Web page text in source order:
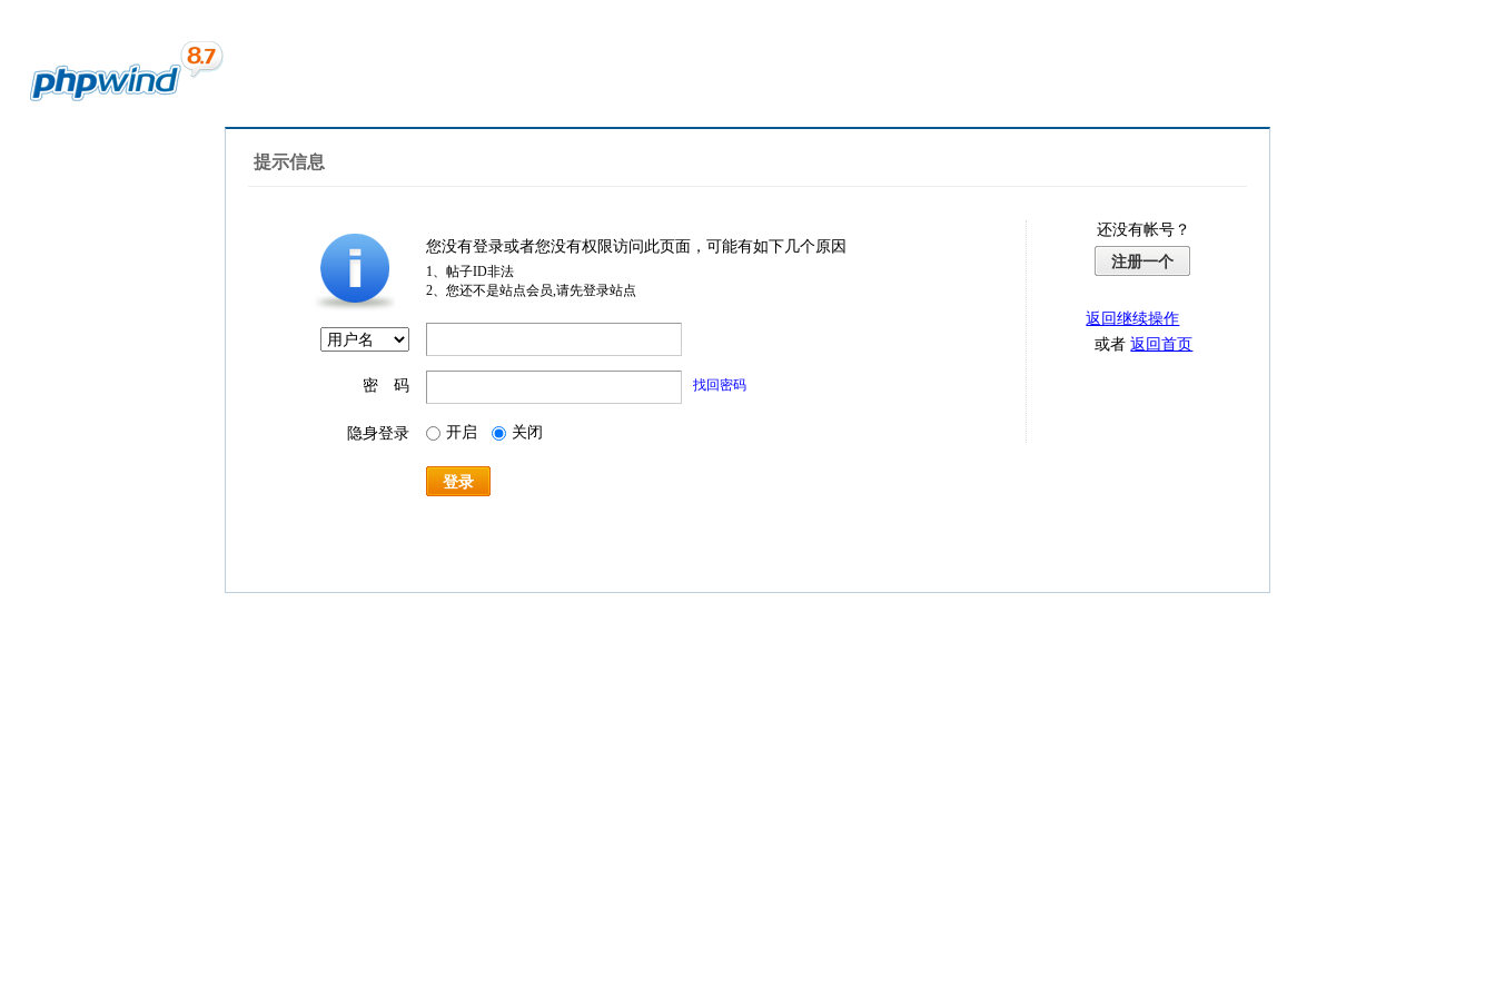
提示信息
您没有登录或者您没有权限访问此页面，可能有如下几个原因
1、帖子ID非法
2、您还不是站点会员,请先登录站点
密 码 找回密码
隐身登录 开启 关闭
登录
还没有帐号？
注册一个
返回继续操作
或者返回首页